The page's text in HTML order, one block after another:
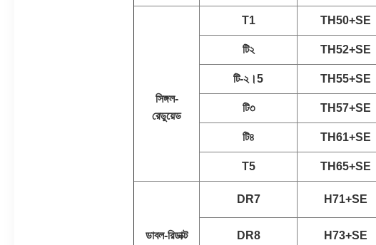
সিঙ্গল-
রেডুয়েড
T1 TH50+SE
টি২ TH52+SE
টি-২।5 TH55+SE
টি৩ TH57+SE
টি৪ TH61+SE
T5 TH65+SE
ডাবল-রিডাক্ট
DR7 H71+SE
DR8 H73+SE